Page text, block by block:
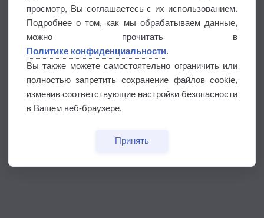
просмотр, Вы соглашаетесь с их использованием.
Подробнее о том, как мы обрабатываем данные,
можно прочитать в
Политике конфиденциальности.
Вы также можете самостоятельно ограничить или
полностью запретить сохранение файлов cookie,
изменив соответствующие настройки безопасности
в Вашем веб-браузере.
Принять